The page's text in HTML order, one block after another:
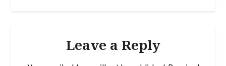
Leave a Reply